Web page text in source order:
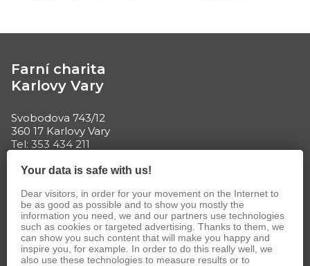
Farní charita
Karlovy Vary
Svobodova 743/12
360 17 Karlovy Vary
Tel: 353 434 211
Your data is safe with us!
Dear visitors, in order for your movement on the Internet to
be as good as possible and to show you mostly the
information you need, we and our partners use technologies
such as cookies or targeted advertising. Thanks to them, we
can show you such content that will make you happy and
inspire you, for example. In order to do this really well, we
also use these technologies to measure results or to